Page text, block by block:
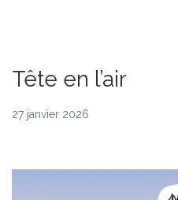
Tête en l’air
27 janvier 2026